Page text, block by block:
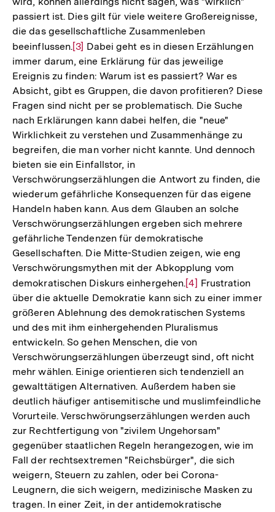
passiert ist. Dies gilt für viele weitere Großereignisse,
die das gesellschaftliche Zusammenleben
beeinflussen.Zur
Auflösung
der
Fußnote
[3] Dabei geht es in diesen Erzählungen
immer darum, eine Erklärung für das jeweilige
Ereignis zu finden: Warum ist es passiert? War es
Absicht, gibt es Gruppen, die davon profitieren? Diese
Fragen sind nicht per se problematisch. Die Suche
nach Erklärungen kann dabei helfen, die "neue"
Wirklichkeit zu verstehen und Zusammenhänge zu
begreifen, die man vorher nicht kannte. Und dennoch
bieten sie ein Einfallstor, in
Verschwörungserzählungen die Antwort zu finden, die
wiederum gefährliche Konsequenzen für das eigene
Handeln haben kann. Aus dem Glauben an solche
Verschwörungserzählungen ergeben sich mehrere
gefährliche Tendenzen für demokratische
Gesellschaften. Die Mitte-Studien zeigen, wie eng
Verschwörungsmythen mit der Abkopplung vom
demokratischen Diskurs einhergehen.Zur
Auflösung
der
Fußnote
[4] Frustration
über die aktuelle Demokratie kann sich zu einer immer
größeren Ablehnung des demokratischen Systems
und des mit ihm einhergehenden Pluralismus
entwickeln. So gehen Menschen, die von
Verschwörungserzählungen überzeugt sind, oft nicht
mehr wählen. Einige orientieren sich tendenziell an
gewalttätigen Alternativen. Außerdem haben sie
deutlich häufiger antisemitische und muslimfeindliche
Vorurteile. Verschwörungserzählungen werden auch
zur Rechtfertigung von "zivilem Ungehorsam"
gegenüber staatlichen Regeln herangezogen, wie im
Fall der rechtsextremen "Reichsbürger", die sich
weigern, Steuern zu zahlen, oder bei Corona-
Leugnern, die sich weigern, medizinische Masken zu
tragen. In einer Zeit, in der antidemokratische